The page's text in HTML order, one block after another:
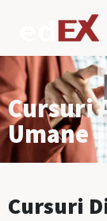
Cursuri
Umane
Cursuri